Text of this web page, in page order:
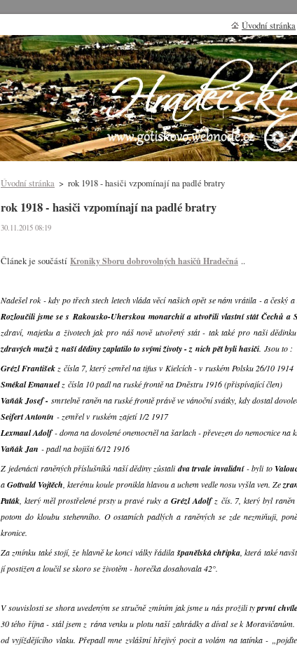
Úvodní stránka > rok 1918 - hasiči vzpomínají na padlé bratry
rok 1918 - hasiči vzpomínají na padlé bratry
30.11.2015 08:19
Článek je součástí Kroniky Sboru dobrovolných hasičů Hradečná ..
Nadešel rok - kdy po třech stech letech vláda věcí našich opět se nám vrátila - a český
Rozloučili jsme se s Rakousko-Uherskou monarchií a utvořili vlastní stát Čechů a
zdraví, majetku a životech jak pro náš nově utvořený stát - tak také pro naši
zdravých mužů z naší dědiny zaplatilo to svými životy - z nich pět byli hasiči. Jsou to :
Grézl František z čísla 7, který zemřel na tifus v Kielcích - v ruském Polsku 26/10 1914
Smékal Emanuelz čísla 10 padl na ruské frontě na Dněstru 1916 (přispívající člen)
Vaňák Josef - smrtelně raněn na ruské frontě právě ve vánoční svátky, kdy dostal
Seifert Antonín - zemřel v ruském zajetí 1/2 1917
Lexmaul Adolf- doma na dovolené onemocněl na šarlach - převezen do nemocnice na
Vaňák Jan - padl na bojišti 6/12 1916
Z jedenácti raněných příslušníků naší dědiny zůstalidva trvale invalidní- byli to
aGottvald Vojtěch , kterému koule pronikla hlavou a uchem vedle nosu vyšla ven. Ze
Paták , který měl prostřelené prsty u pravé ruky a Grézl Adolfz čís. 7, který byl raněn
potom do kloubu stehenního. O ostatních padlých a raněných se zde nezmiňuji,
kronice.
Za zmínku také stojí, že hlavně ke konci války řádila španělská chřipka, která také
jí postižen a loučil se skoro se životěm - horečka dosahovala 42°.
V souvislosti se shora uvedeným se stručně zmíním jak jsme u nás prožili typrvní
30 tého října - stál jsem z rána venku u plotu naší zahrádky a díval se k
od vyjíždějícího vlaku. Přepadl mne zvláštní hřejivý pocit a volám na tatínka -
Úvodní stránka